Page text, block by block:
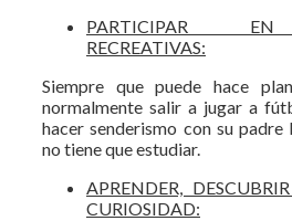
PARTICIPAR EN
RECREATIVAS:
Siempre que puede hace
normalmente salir a jugar a
hacer senderismo con su padre
no tiene que estudiar.
APRENDER,
CURIOSIDAD: